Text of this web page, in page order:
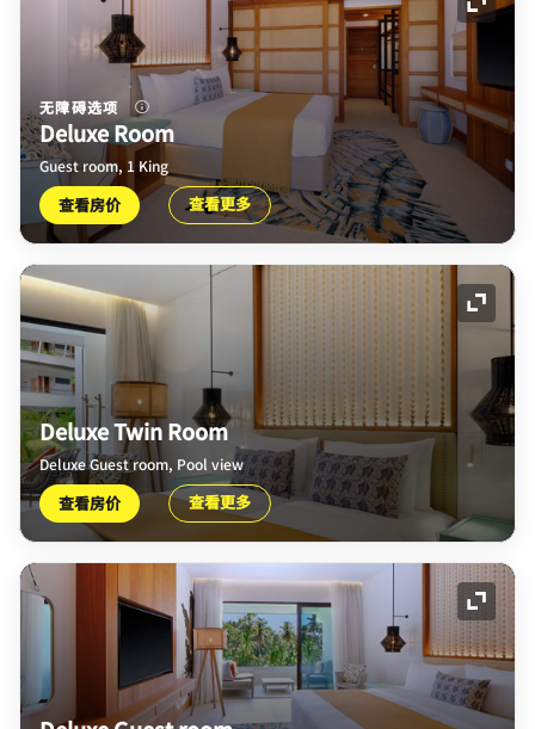
展开
无障碍选项
Deluxe Room
Guest room, 1 King
查看房价 查看更多
展开
Deluxe Twin Room
Deluxe Guest room, Pool view
查看房价 查看更多
展开